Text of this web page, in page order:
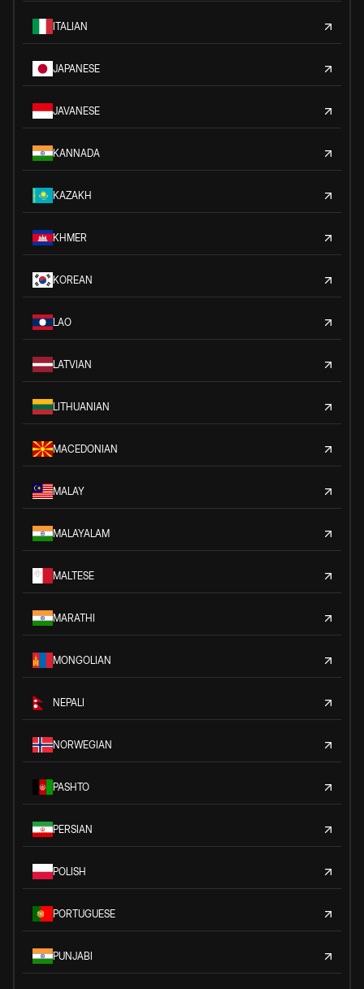
ITALIAN
JAPANESE
JAVANESE
KANNADA
KAZAKH
KHMER
KOREAN
LAO
LATVIAN
LITHUANIAN
MACEDONIAN
MALAY
MALAYALAM
MALTESE
MARATHI
MONGOLIAN
NEPALI
NORWEGIAN
PASHTO
PERSIAN
POLISH
PORTUGUESE
PUNJABI